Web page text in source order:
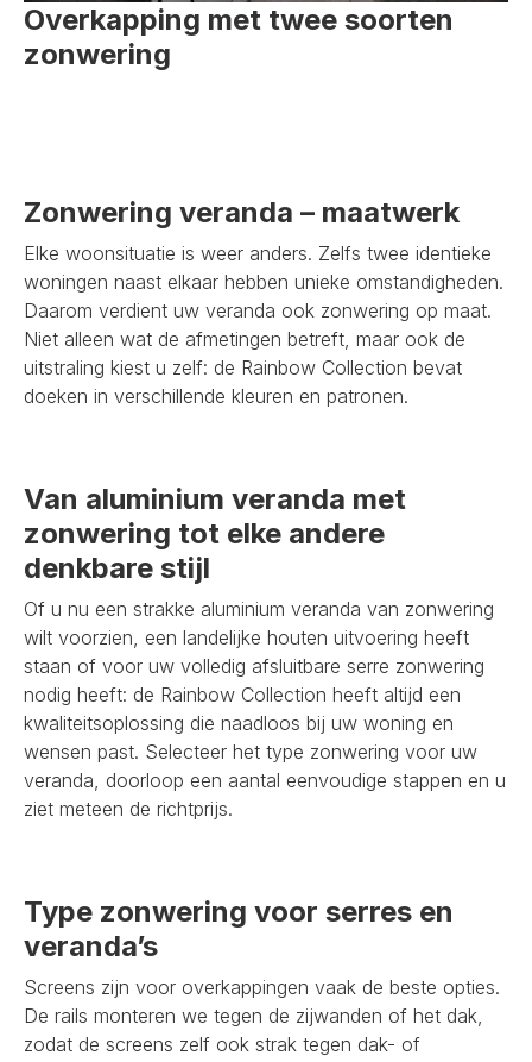
Overkapping met twee soorten
zonwering
Zonwering veranda – maatwerk
Elke woonsituatie is weer anders. Zelfs twee identieke
woningen naast elkaar hebben unieke omstandigheden.
Daarom verdient uw veranda ook zonwering op maat.
Niet alleen wat de afmetingen betreft, maar ook de
uitstraling kiest u zelf: de Rainbow Collection bevat
doeken in verschillende kleuren en patronen.
Van aluminium veranda met
zonwering tot elke andere
denkbare stijl
Of u nu een strakke aluminium veranda van zonwering
wilt voorzien, een landelijke houten uitvoering heeft
staan of voor uw volledig afsluitbare serre zonwering
nodig heeft: de Rainbow Collection heeft altijd een
kwaliteitsoplossing die naadloos bij uw woning en
wensen past. Selecteer het type zonwering voor uw
veranda, doorloop een aantal eenvoudige stappen en u
ziet meteen de richtprijs.
Type zonwering voor serres en
veranda’s
Screens zijn voor overkappingen vaak de beste opties.
De rails monteren we tegen de zijwanden of het dak,
zodat de screens zelf ook strak tegen dak- of